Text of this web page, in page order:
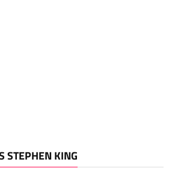
STEPHEN KING